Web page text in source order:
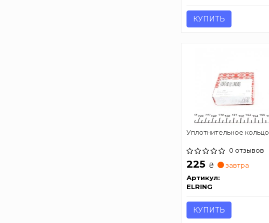
КУПИТЬ
Уплотнительное кольцо
0 отзывов
225 ₴
завтра
Артикул:
ELRING
КУПИТЬ